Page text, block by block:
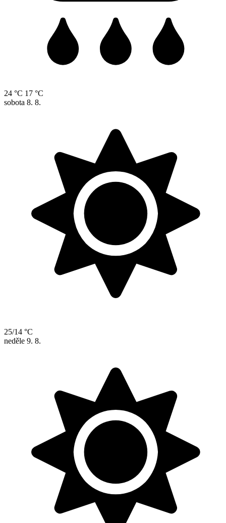
24 °C 17 °C
sobota 8. 8.
25/14 °C
neděle 9. 8.